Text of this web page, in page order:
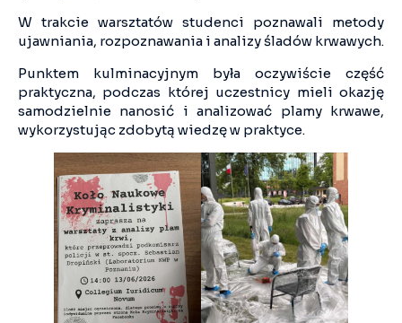
W trakcie warsztatów studenci poznawali metody
ujawniania, rozpoznawania i analizy śladów krwawych.
Punktem kulminacyjnym była oczywiście część
praktyczna, podczas której uczestnicy mieli okazję
samodzielnie nanosić i analizować plamy krwawe,
wykorzystując zdobytą wiedzę w praktyce.